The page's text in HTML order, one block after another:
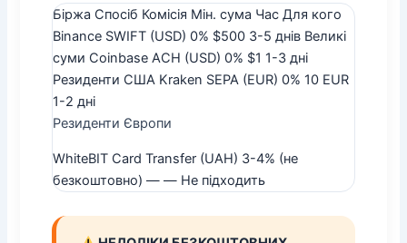
Біржа Спосіб Комісія Мін. сума Час Для кого
Binance SWIFT (USD) 0% $500 3-5 днів Великі
суми Coinbase ACH (USD) 0% $1 1-3 дні
Резиденти США Kraken SEPA (EUR) 0% 10 EUR
1-2 дні
Резиденти Європи
WhiteBIT Card Transfer (UAH) 3-4% (не
безкоштовно) — — Не підходить